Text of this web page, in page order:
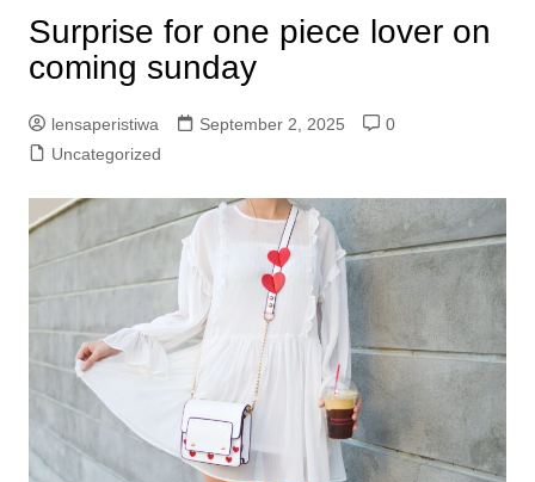
Surprise for one piece lover on
coming sunday
lensaperistiwa September 2, 2025
0
Uncategorized